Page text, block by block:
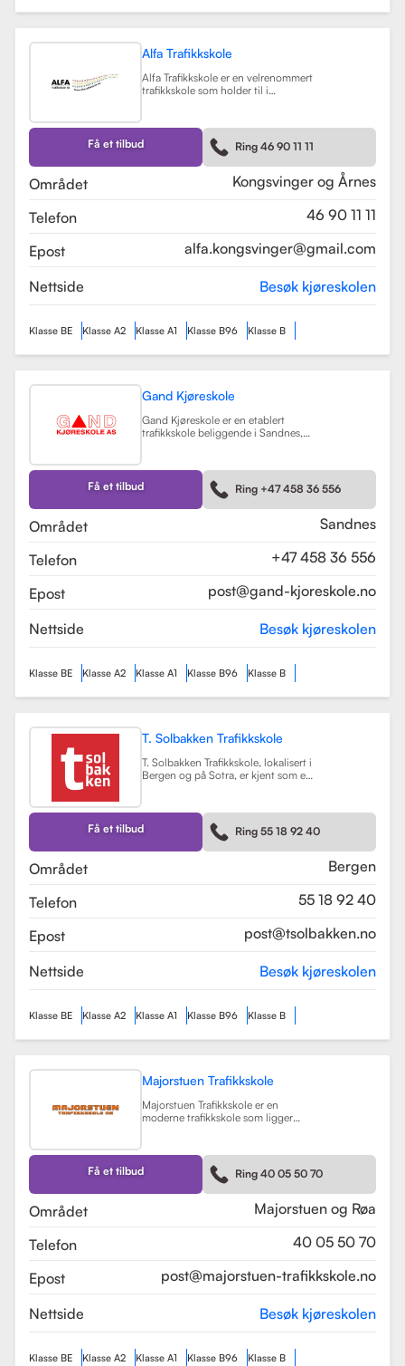
Alfa Trafikkskole
Alfa Trafikkskole er en velrenommert
trafikkskole som holder til i
kjøreopplæringen. Skolen tilbyr et
bredt spekter av tjenester, inkludert
opplæring for førerkort klasse B,
både med manuelt og automatgir.
Få et tilbud Ring 46 90 11 11
Området
Kongsvinger og Årnes
Telefon
46 90 11 11
Epost
alfa.kongsvinger@gmail.com
Nettside Besøk kjøreskolen
Klasse BE Klasse A2 Klasse A1 Klasse B96 Klasse B
Gand Kjøreskole
Gand Kjøreskole er en etablert
trafikkskole beliggende i Sandnes,
kjøretøyklasser. Skolen har
spesialisert seg på opplæring for
personbiler, både med manuell og
automatgir, samt motorsykler (klasse
Få et tilbud Ring +47 458 36 556
Området
Sandnes
Telefon
+47 458 36 556
Epost
post@gand-kjoreskole.no
Nettside Besøk kjøreskolen
Klasse BE Klasse A2 Klasse A1 Klasse B96 Klasse B
T. Solbakken Trafikkskole
T. Solbakken Trafikkskole, lokalisert i
Bergen og på Sotra, er kjent som en
Skolen tilbyr et bredt spekter av
førerkortklasser, inkludert klasse B
for personbil, klasse A, A1, og A2 for
motorsykler, samt klasse BE og B96
Få et tilbud Ring 55 18 92 40
Området
Bergen
Telefon
55 18 92 40
Epost
post@tsolbakken.no
Nettside Besøk kjøreskolen
Klasse BE Klasse A2 Klasse A1 Klasse B96 Klasse B
Majorstuen Trafikkskole
Majorstuen Trafikkskole er en
moderne trafikkskole som ligger
etablert i 2015 og har raskt blitt
kjent for sin høye kvalitet på
opplæring. Alle instruktørene er
pedagogisk utdannet fra Nord
Universitet og Met Universitet, noe
som sikrer en profesjonell og trygg
Få et tilbud Ring 40 05 50 70
Området
Majorstuen og Røa
Telefon
40 05 50 70
Epost
post@majorstuen-trafikkskole.no
Nettside Besøk kjøreskolen
Klasse BE Klasse A2 Klasse A1 Klasse B96 Klasse B